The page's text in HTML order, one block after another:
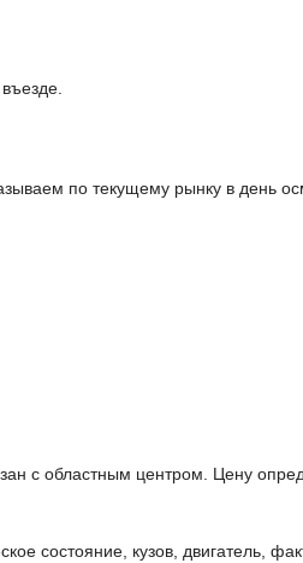
по текущему рынку в день
с областным центром. Цену
состояние, кузов, двигатель,